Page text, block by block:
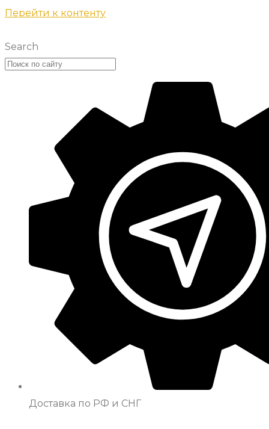
Перейти к контенту
Search
Доставка по РФ и СНГ